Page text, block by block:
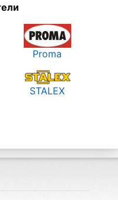
Proma
STALEX